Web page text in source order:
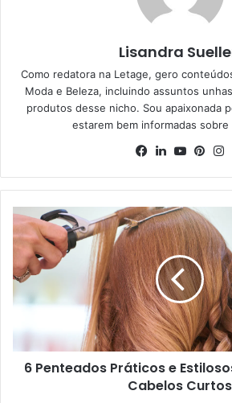
Lisandra
Como redatora na Letage, gero
Moda e Beleza, incluindo assuntos
produtos desse nicho. Sou apaixonada
estarem bem informadas sobre
Facebook
Linkedin
YouTube
6 Penteados Práticos e
Cabelos Curtos